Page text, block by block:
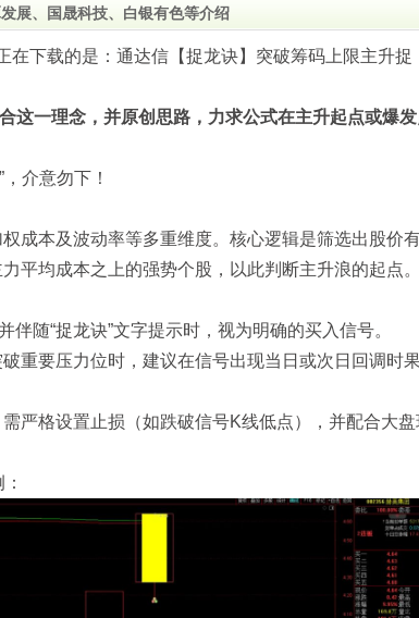
展、国晟科技、白银有色等介绍
在下载的是：通达信【捉龙诀】突破筹码上限主升捉
这一理念，并原创思路，力求公式在主升起点或爆发
介意勿下！
成本及波动率等多重维度。核心逻辑是筛选出股价
平均成本之上的强势个股，以此判断主升浪的起点。
随“捉龙诀”文字提示时，视为明确的买入信号。
重要压力位时，建议在信号出现当日或次日回调时
严格设置止损（如跌破信号K线低点），并配合大盘